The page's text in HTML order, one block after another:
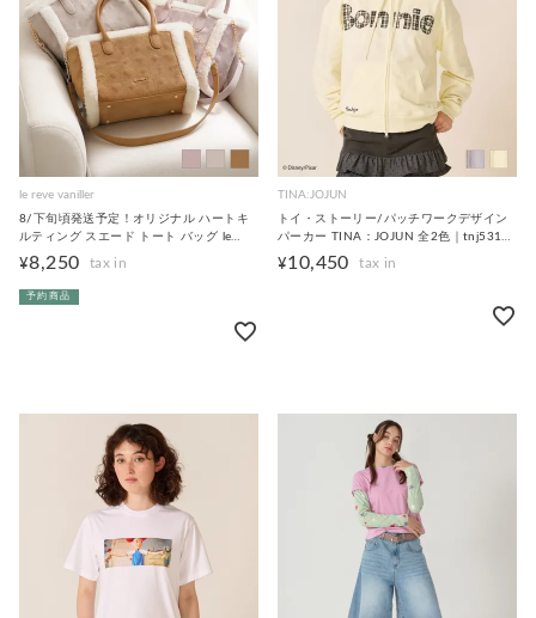
le reve vaniller
8/下旬頃発送予定！オリジナル ハートキ
ルティング スエード トート バッグ le
reve vaniller 全3色｜lvn932-2265【1】
¥8,250
予約商品
TINA:JOJUN
トイ・ストーリー/パッチワークデザイン
パーカー TINA：JOJUN 全2色｜tnj531-
1267【1】
¥10,450